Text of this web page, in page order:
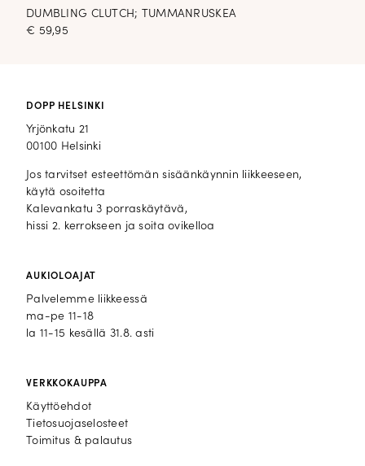
DUMBLING CLUTCH; TUMMANRUSKEA
€ 59,95
DOPP HELSINKI
Yrjönkatu 21
00100 Helsinki
Jos tarvitset esteettömän sisäänkäynnin liikkeeseen,
käytä osoitetta
Kalevankatu 3 porraskäytävä,
hissi 2. kerrokseen ja soita ovikelloa
AUKIOLOAJAT
Palvelemme liikkeessä
ma-pe 11-18
la 11-15 kesällä 31.8. asti
VERKKOKAUPPA
Käyttöehdot
Tietosuojaselosteet
Toimitus & palautus